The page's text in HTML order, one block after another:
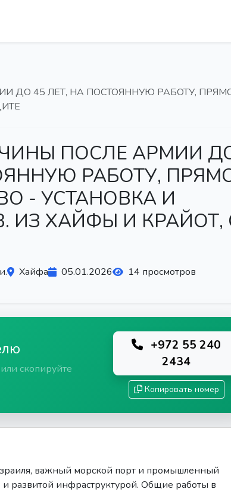
ДО 45 ЛЕТ, НА ПОСТОЯННУЮ РАБОТУ,
ПОСЛЕ АРМИИ
РАБОТУ,
- УСТАНОВКА И
ИЗ ХАЙФЫ И КРАЙОТ,
Хайфа 05.01.2026 14 просмотров
скопируйте
+972 55 240
2434
Копировать номер
важный морской порт и промышленный
развитой инфраструктурой. Общие работы в